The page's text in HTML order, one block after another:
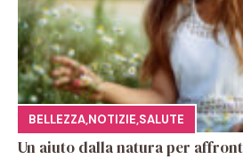
BELLEZZA,NOTIZIE,SALUTE
Un aiuto dalla natura per